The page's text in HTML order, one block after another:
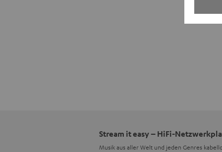
Stream it easy – HiFi-
Musik aus aller Welt und jeden Genres